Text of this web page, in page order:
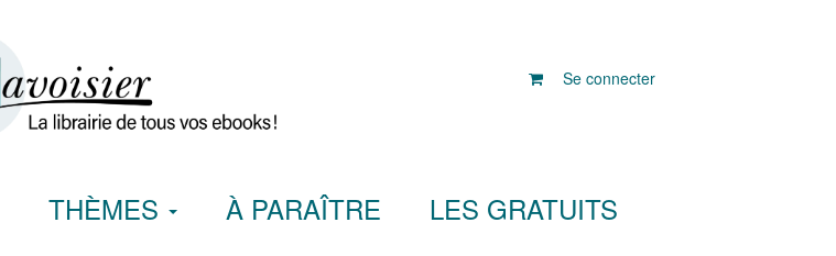
Se connecter
THÈMES À PARAÎTRE LES GRATUITS